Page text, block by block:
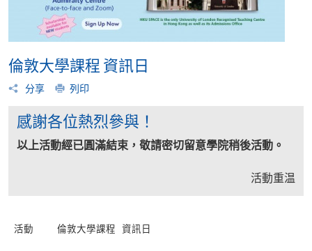
倫敦大學課程 資訊日
分享 列印
感謝各位熱烈參與！
以上活動經已圓滿結束，敬請密切留意學院稍後活動。
活動重温
活動 倫敦大學課程 資訊日